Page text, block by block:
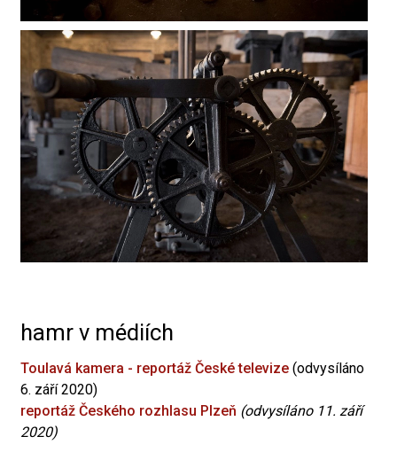
hamr v médiích
Toulavá kamera - reportáž České televize (odvysíláno
6. září 2020)
reportáž Českého rozhlasu Plzeň (odvysíláno 11. září
2020)